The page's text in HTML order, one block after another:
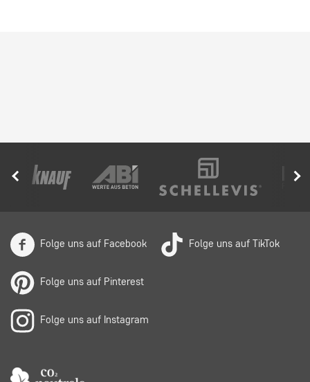
Folge uns auf Facebook Folge uns auf TikTok
Folge uns auf Pinterest
Folge uns auf Instagram